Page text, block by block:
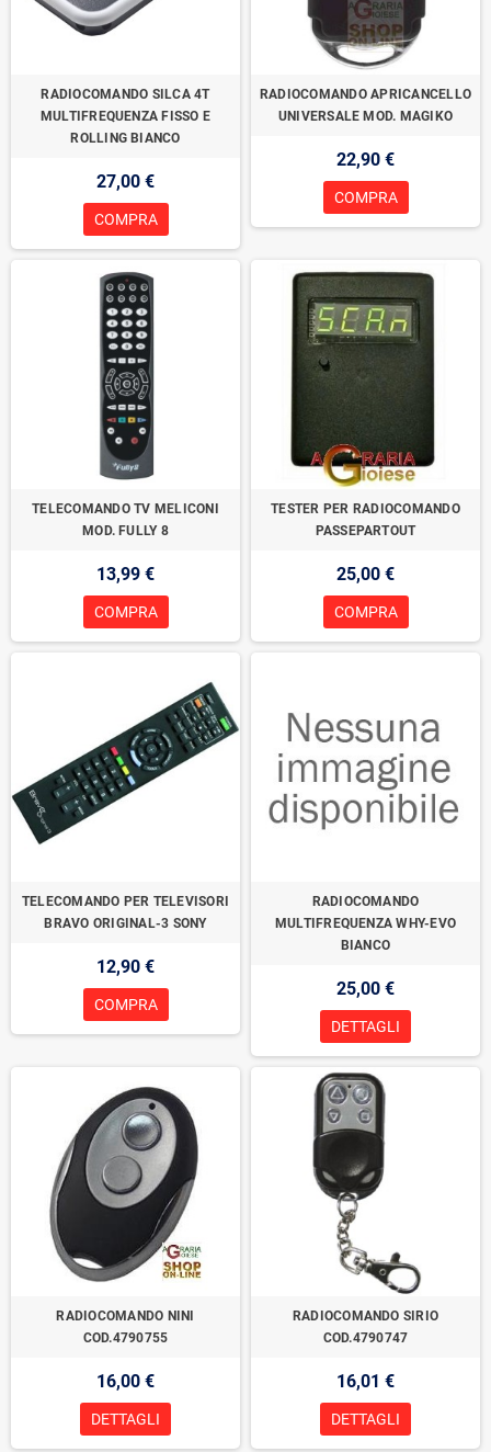
RADIOCOMANDO SILCA 4T
MULTIFREQUENZA FISSO E
ROLLING BIANCO
27,00 €
COMPRA
RADIOCOMANDO APRICANCELLO
UNIVERSALE MOD. MAGIKO
22,90 €
COMPRA
TELECOMANDO TV MELICONI
MOD. FULLY 8
13,99 €
COMPRA
TESTER PER RADIOCOMANDO
PASSEPARTOUT
25,00 €
COMPRA
TELECOMANDO PER TELEVISORI
BRAVO ORIGINAL-3 SONY
12,90 €
COMPRA
RADIOCOMANDO
MULTIFREQUENZA WHY-EVO
BIANCO
25,00 €
DETTAGLI
RADIOCOMANDO NINI
COD.4790755
16,00 €
DETTAGLI
RADIOCOMANDO SIRIO
COD.4790747
16,01 €
DETTAGLI